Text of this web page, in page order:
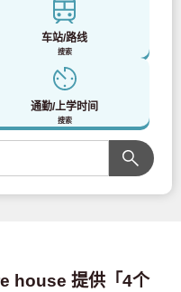
车站/路线
搜索
通勤/上学时间
搜索
house 提供「4个